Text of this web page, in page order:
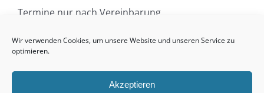
Wir verwenden Cookies, um unsere Website und unseren Service zu
optimieren.
Akzeptieren
Termine nur nach Vereinbarung